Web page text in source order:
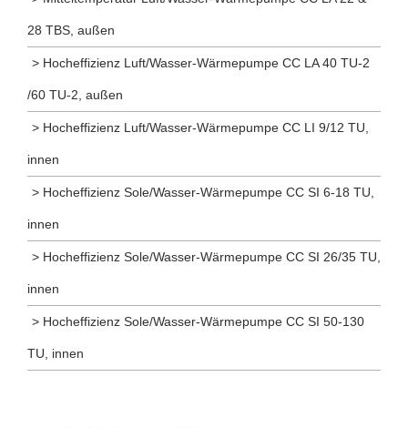
28 TBS, außen
> Hocheffizienz Luft/Wasser-Wärmepumpe CC LA 40 TU-2
/60 TU-2, außen
> Hocheffizienz Luft/Wasser-Wärmepumpe CC LI 9/12 TU,
innen
> Hocheffizienz Sole/Wasser-Wärmepumpe CC SI 6-18 TU,
innen
> Hocheffizienz Sole/Wasser-Wärmepumpe CC SI 26/35 TU,
innen
> Hocheffizienz Sole/Wasser-Wärmepumpe CC SI 50-130
TU, innen